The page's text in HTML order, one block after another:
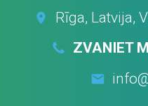
Rīga, Latvija,
ZVANIET